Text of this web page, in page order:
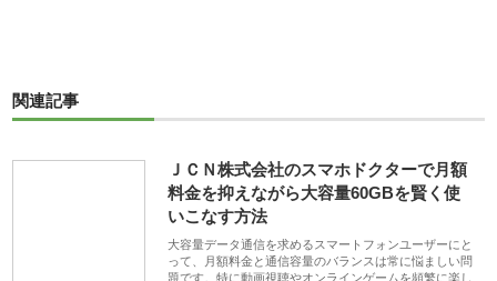
関連記事
ＪＣＮ株式会社のスマホドクターで月額
料金を抑えながら大容量60GBを賢く使
いこなす方法
大容量データ通信を求めるスマートフォンユーザーにと
って、月額料金と通信容量のバランスは常に悩ましい問
題です。特に動画視聴やオンラインゲームを頻繁に楽し